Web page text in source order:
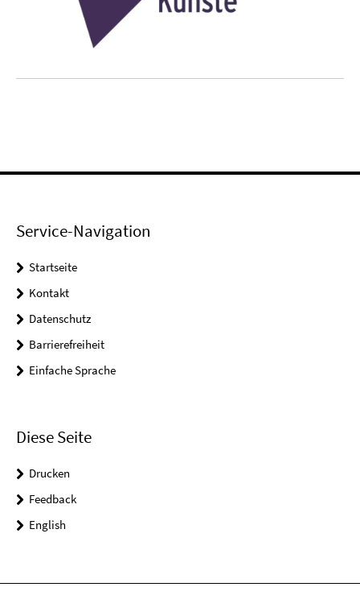
Service-Navigation
Startseite
Kontakt
Datenschutz
Barrierefreiheit
Einfache Sprache
Diese Seite
Drucken
Feedback
English